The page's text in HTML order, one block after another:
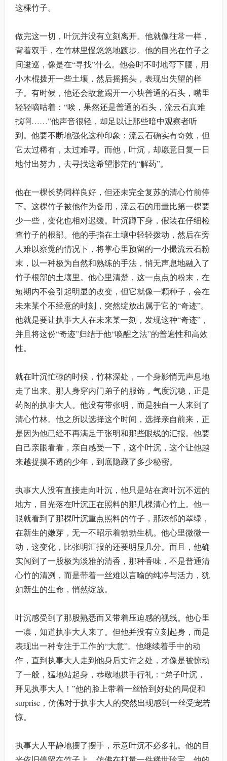
这棵竹子。
做完这一切，叶沉并没有立刻离开。他就像往常一样，
背着双手，在竹林里慢悠悠地踱步。他的目光在竹子之
间逡巡，像是在“寻找”什么。他会时不时地弯下腰，用
小木棍拨开一些土壤，然后摇摇头，表现出失望的样
子。有时候，他还会故意踢开一小块普通的石头，嘴里
轻轻嘀咕着：“唉，果然还是普通的石头，流云石真难
找啊……”他声音很轻，却足以让那些暗中观察者听
到。他要不断地强化这种印象：流云石确实有奇效，但
它太过稀有，太过难寻。而他，叶沉，却愿意日复一日
地付出努力，去寻找这希望渺茫的“解药”。
他在一棵长势同样良好，但还未完全复苏的清心竹前停
下。这棵竹子被他作为备用，流云石的用量比第一棵要
少一些，变化也相对迟缓。叶沉蹲下身，假装在仔细检
查竹子的根部。他的手指在土壤中轻轻拨动，然后在旁
人难以察觉的情况下，将掌心里预留的一小撮流云石粉
末，以一种极为自然和熟练的手法，悄无声息地融入了
竹子根部的土壤里。他心里清楚，这一点点的粉末，在
短期内不会引起明显的改变，但它就像一颗种子，会在
未来某个不经意的时刻，突然绽放出属于它的“奇迹”。
他就是要让执事大人在未来某一刻，发现这种“奇迹”，
并且将这份“奇迹”归结于他“唤醒之法”的普遍性和高效
性。
就在叶沉忙碌的时候，竹林深处，一个身影悄无声息地
走了出来。那人身穿内门弟子的服饰，气度沉稳，正是
药阁的执事大人。他没有带张明，而是独自一人来到了
清心竹林。他之所以选择这个时间，选择亲自前来，正
是因为他已经不再满足于张明和那些眼线的汇报。他要
自己亲眼看看，亲自感受一下，这个叶沉，这个让他越
来越捉摸不透的少年，到底隐藏了多少秘密。
执事大人没有直接走向叶沉，他只是站在离叶沉不远的
地方，目光落在叶沉正在照料的那几棵清心竹上。他一
眼就看到了那棵叶沉重点照料的竹子，那浓郁的翠绿，
在新生的嫩芽，无一不昭示着勃勃生机。他心里微微一
动，这变化，比张明汇报的还要明显几分。而且，他确
实闻到了一股极为淡雅的清香，那种香味，不是普通清
心竹的清冽，而是带着一丝难以言喻的纯净与活力，犹
如新生的生命，悄然绽放。
叶沉感受到了那股熟悉而又带着压迫感的视线。他心里
一凛，知道执事大人来了。但他并没有立刻起身，而是
表现出一种专注于工作的“大意”。他继续着手中的动
作，直到执事大人走到他身后丈许之处，才像是被惊动
了一般，猛地站起身，恭敬地拱手行礼：“弟子叶沉，
拜见执事大人！”他的脸上带着一丝恰到好处的局促和
surprise，仿佛对于执事大人的突然出现感到一丝受宠若
惊。
执事大人平静地摆了摆手，示意叶沉不必多礼。他的目